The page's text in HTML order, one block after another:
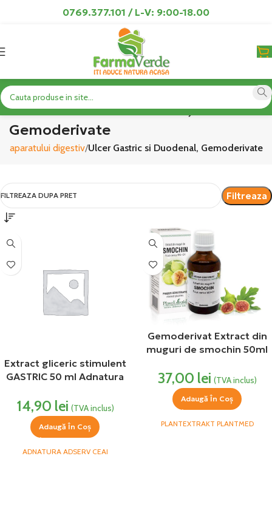
0769.377.101 / L-V: 9:00-18.00
Ulcer Gastric si Duodenal,
Gemoderivate
aparatului digestiv Ulcer Gastric si Duodenal, Gemoderivate
FILTREAZA DUPA PRET Filtreaza
Extract gliceric stimulent
GASTRIC 50 ml Adnatura
14,90 lei (TVA inclus)
Adaugă În Coș
ADNATURA ADSERV CEAI
Gemoderivat Extract din
muguri de smochin 50ml
37,00 lei (TVA inclus)
Adaugă În Coș
PLANTEXTRAKT PLANTMED